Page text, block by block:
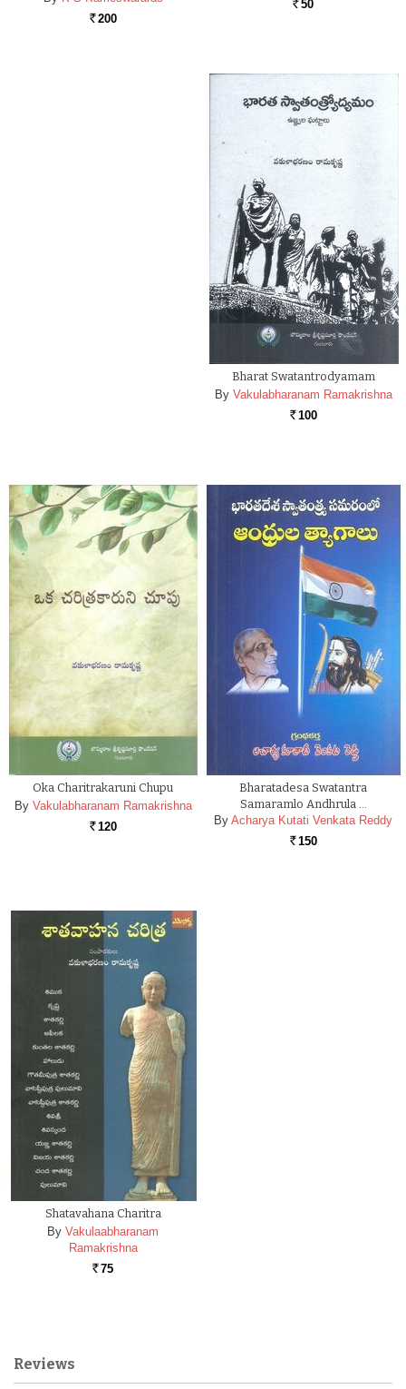
Rs. 200
Rs. 50
Bharat Swatantrodyamam
By Vakulabharanam Ramakrishna
Rs. 100
Oka Charitrakaruni Chupu
By Vakulabharanam Ramakrishna
Rs. 120
Bharatadesa Swatantra
Samaramlo Andhrula …
By Acharya Kutati Venkata Reddy
Rs. 150
Shatavahana Charitra
By Vakulaabharanam
Ramakrishna
Rs. 75
Reviews